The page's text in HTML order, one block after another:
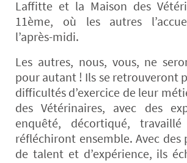
Laffitte et la Maison des
11ème, où les autres
l’après-midi.
Les autres, nous, vous, ne
pour autant ! Ils se retrouveront
difficultés d’exercice de leur
des Vétérinaires, avec des
enquêté, décortiqué,
réfléchiront ensemble. Avec des
de talent et d’expérience, ils